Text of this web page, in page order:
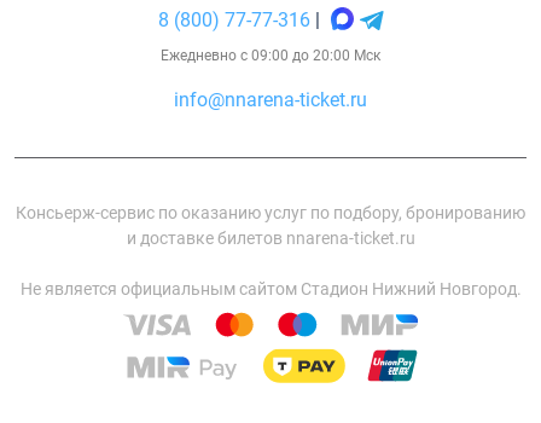
8 (800) 77-77-316 |
Ежедневно с 09:00 до 20:00 Мск
info@nnarena-ticket.ru
Консьерж-сервис по оказанию услуг по подбору, бронированию
и доставке билетов nnarena-ticket.ru
Не является официальным сайтом Стадион Нижний Новгород.